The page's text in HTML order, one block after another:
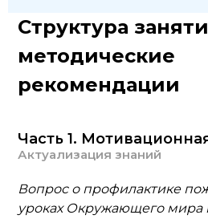
Структура
методические
рекомендации
Часть 1.
Актуализация знаний
Вопрос о профилактике
уроках Окружающего